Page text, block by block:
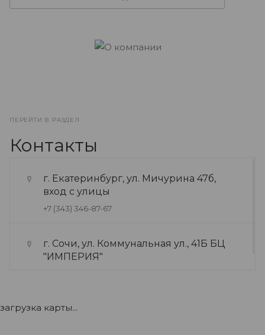
ПЕРЕЙТИ В РАЗДЕЛ
Контакты
г. Екатеринбург, ул. Мичурина 47б,
вход с улицы
+7 (343) 346-87-67
г. Сочи, ул. Коммунальная ул., 41Б БЦ
"ИМПЕРИЯ"
загрузка карты...